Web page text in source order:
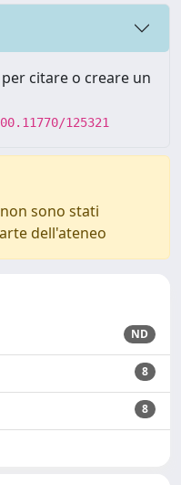
citare o creare un
125321
sono stati
dell'ateneo
ND
8
8